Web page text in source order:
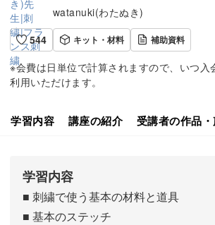
watanuki(わたぬき)
544
キット・材料 補助資料
※会費は日単位で計算されますので、いつ入
利用いただけます。
学習内容 講座の紹介 受講者の作品
学習内容
■ 刺繍で使う基本の材料と道具
■ 基本のステッチ